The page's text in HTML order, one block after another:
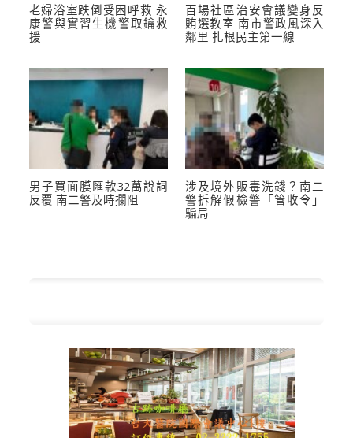
老婦浴室跌倒受困呼救 永
康警與實習生機警取鑰救
援
百場社區治安會議變身反
賄選教室 南市警政風深入
鄰里 扎根民主第一線
男子買面膜匯款32萬說詞
反覆 南二警及時攔阻
涉及境外販毒洗錢？南二
警拆解假檢警「管收令」
騙局